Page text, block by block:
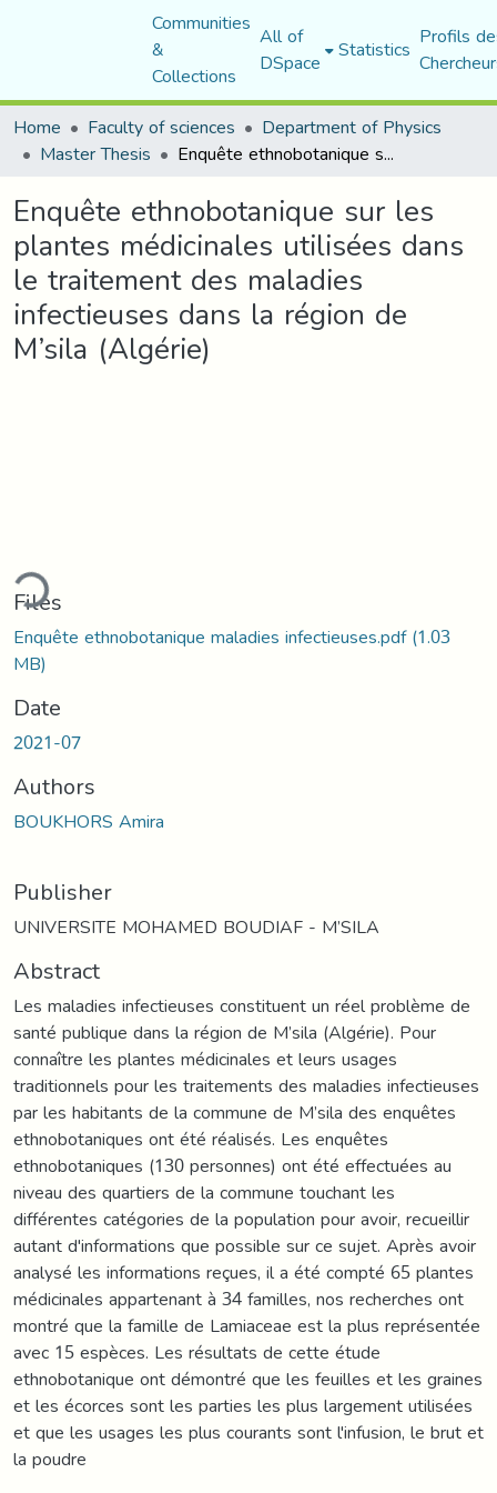
Communities
&
Collections
All of
DSpace Statistics Profils
Home
Faculty of sciences Department of Physics
Master Thesis Enquête ethnobotanique sur les plantes médicinales utilisées dans le traitement des maladies infectieuses dans la région de M’sila (Algérie)
Enquête ethnobotanique sur les
plantes médicinales utilisées dans
le traitement des maladies
infectieuses dans la région de
M’sila (Algérie)
Files
Enquête ethnobotanique maladies infectieuses.pdf(1.03
MB)
Date
2021-07
Authors
BOUKHORS Amira
Publisher
UNIVERSITE MOHAMED BOUDIAF - M’SILA
Abstract
Les maladies infectieuses constituent un réel problème de
santé publique dans la région de M’sila (Algérie). Pour
connaître les plantes médicinales et leurs usages
traditionnels pour les traitements des maladies infectieuses
par les habitants de la commune de M’sila des enquêtes
ethnobotaniques ont été réalisés. Les enquêtes
ethnobotaniques (130 personnes) ont été effectuées au
niveau des quartiers de la commune touchant les
différentes catégories de la population pour avoir, recueillir
autant d'informations que possible sur ce sujet. Après avoir
analysé les informations reçues, il a été compté 65 plantes
médicinales appartenant à 34 familles, nos recherches ont
montré que la famille de Lamiaceae est la plus représentée
avec 15 espèces. Les résultats de cette étude
ethnobotanique ont démontré que les feuilles et les graines
et les écorces sont les parties les plus largement utilisées
et que les usages les plus courants sont l'infusion, le brut et
la poudre